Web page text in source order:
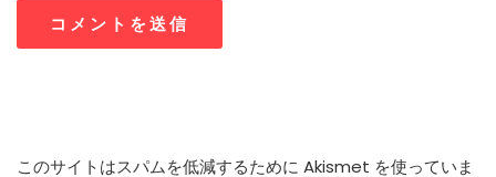
このサイトはスパムを低減するために Akismet を使っていま